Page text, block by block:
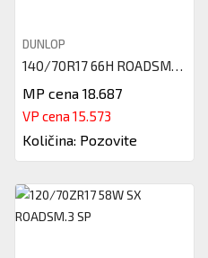
DUNLOP
140/70R17 66H ROADSMART IV
MP cena 18.687
VP cena 15.573
Količina: Pozovite